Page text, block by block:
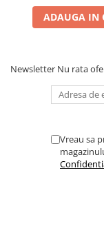
ADAUGA IN
Newsletter Nu rata
Vreau sa